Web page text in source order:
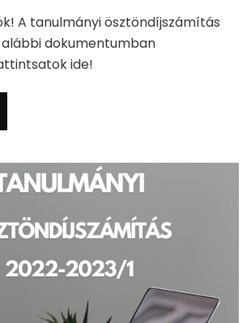
A tanulmányi ösztöndíjszámítás
dokumentumban
ide!